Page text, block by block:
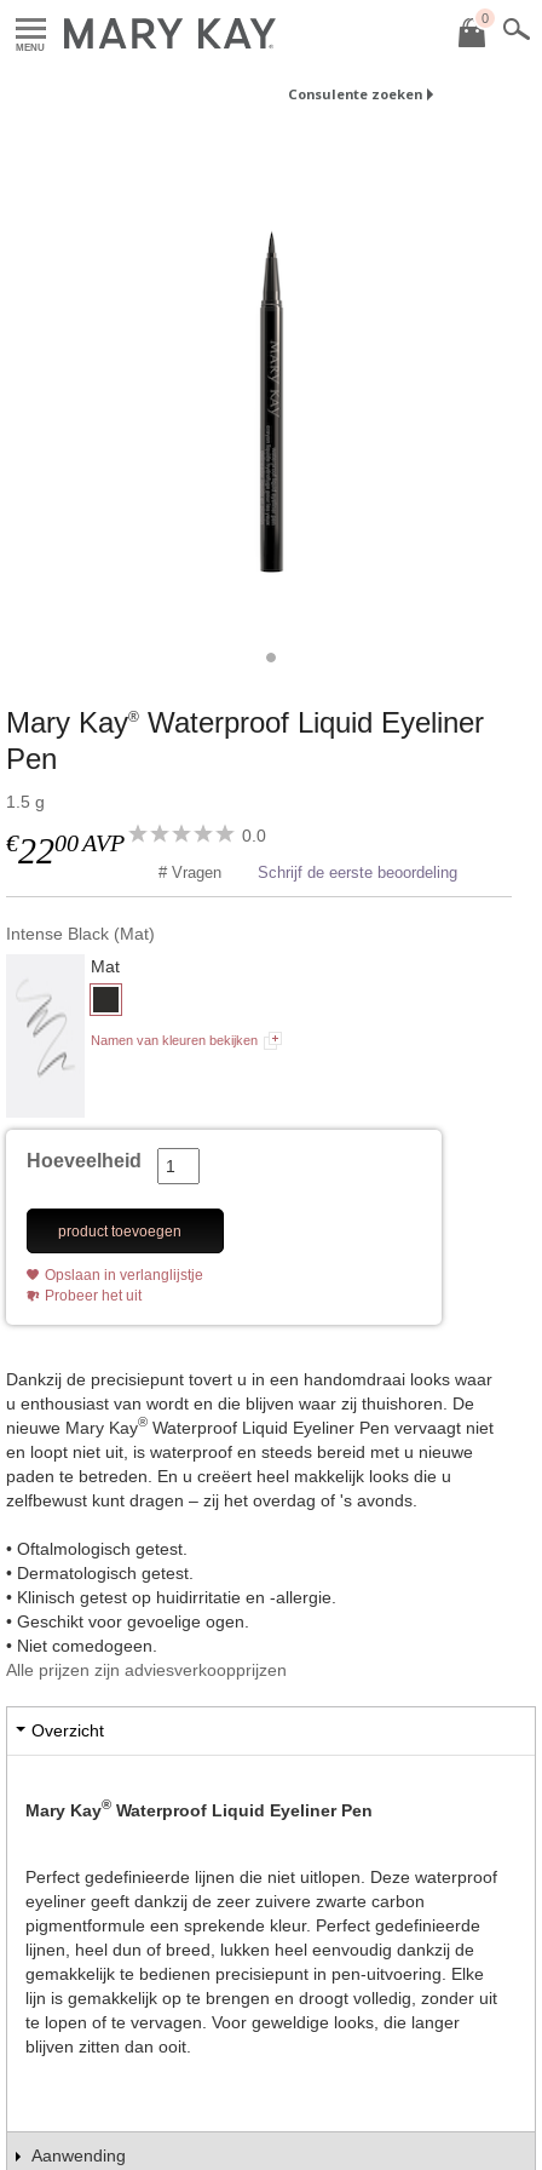
MENU
0
Consulente zoeken
Mary Kay® Waterproof Liquid Eyeliner
Pen
1.5 g
€2200AVP 0.0
# Vragen Schrijf de eerste beoordeling
Intense Black (Mat)
Mat
Namen van kleuren bekijken
Hoeveelheid
product toevoegen
Opslaan in verlanglijstje
Probeer het uit
Dankzij de precisiepunt tovert u in een handomdraai looks waar
u enthousiast van wordt en die blijven waar zij thuishoren. De
nieuwe Mary Kay® Waterproof Liquid Eyeliner Pen vervaagt niet
en loopt niet uit, is waterproof en steeds bereid met u nieuwe
paden te betreden. En u creëert heel makkelijk looks die u
zelfbewust kunt dragen – zij het overdag of 's avonds.
• Oftalmologisch getest.
• Dermatologisch getest.
• Klinisch getest op huidirritatie en -allergie.
• Geschikt voor gevoelige ogen.
• Niet comedogeen.
Alle prijzen zijn adviesverkoopprijzen
Overzicht
Mary Kay® Waterproof Liquid Eyeliner Pen
Perfect gedefinieerde lijnen die niet uitlopen. Deze waterproof
eyeliner geeft dankzij de zeer zuivere zwarte carbon
pigmentformule een sprekende kleur. Perfect gedefinieerde
lijnen, heel dun of breed, lukken heel eenvoudig dankzij de
gemakkelijk te bedienen precisiepunt in pen-uitvoering. Elke
lijn is gemakkelijk op te brengen en droogt volledig, zonder uit
te lopen of te vervagen. Voor geweldige looks, die langer
blijven zitten dan ooit.
Aanwending